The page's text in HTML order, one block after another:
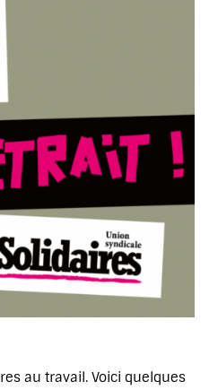
au travail. Voici quelques